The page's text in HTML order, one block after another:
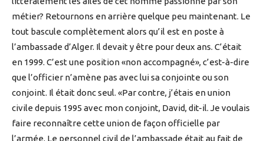
métier? Retournons en arrière quelque peu maintenant. Le
tout bascule complètement alors qu’il est en poste à
l’ambassade d’Alger. Il devait y être pour deux ans. C’était
en 1999. C’est une position «non accompagné», c’est-à-dire
que l’officier n’amène pas avec lui sa conjointe ou son
conjoint. Il était donc seul. «Par contre, j’étais en union
civile depuis 1995 avec mon conjoint, David, dit-il. Je voulais
faire reconnaître cette union de façon officielle par
l’armée. Le personnel civil de l’ambassade était au fait de